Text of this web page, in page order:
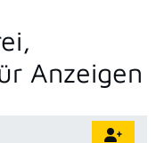
Anzeigen